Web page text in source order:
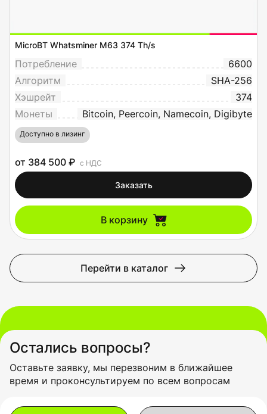
MicroBT Whatsminer M63 374 Th/s
Потребление
6600
Алгоритм
SHA-256
Хэшрейт
374
Монеты
Bitcoin, Peercoin, Namecoin, Digibyte
Доступно в лизинг
от 384 500 ₽ с НДС
Заказать
В корзину
Перейти в каталог
Остались вопросы?
Оставьте заявку, мы перезвоним в ближайшее
время и проконсультируем по всем вопросам